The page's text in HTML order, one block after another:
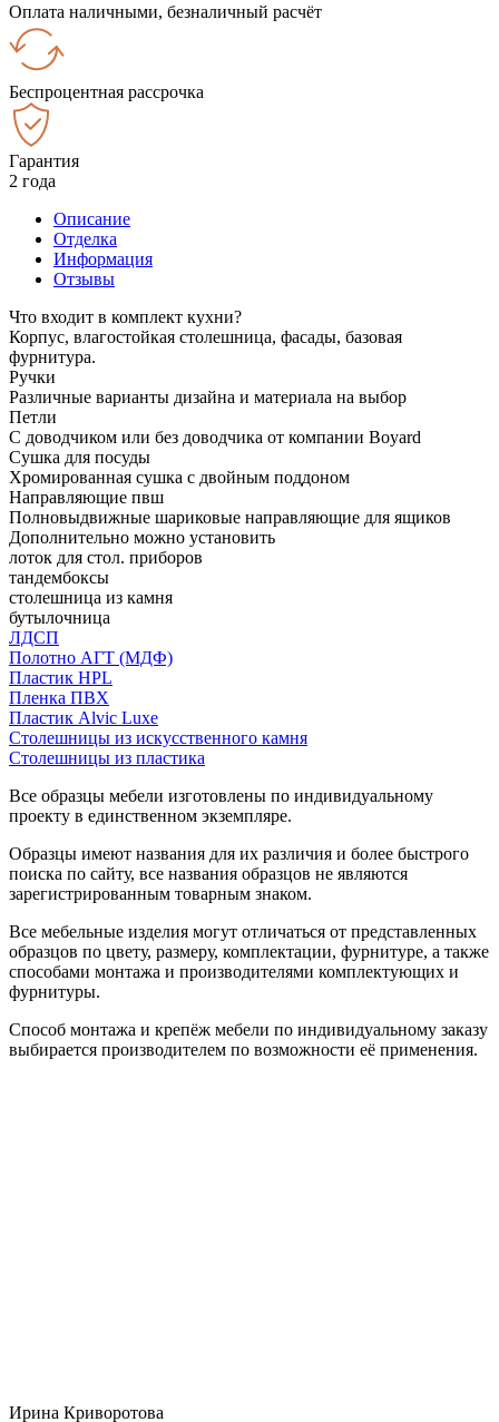
Оплата наличными, безналичный расчёт
Беспроцентная рассрочка
Гарантия
2 года
Описание
Отделка
Информация
Отзывы
Что входит в комплект кухни?
Корпус, влагостойкая столешница, фасады, базовая
фурнитура.
Ручки
Различные варианты дизайна и материала на выбор
Петли
С доводчиком или без доводчика от компании Boyard
Сушка для посуды
Хромированная сушка с двойным поддоном
Направляющие пвш
Полновыдвижные шариковые направляющие для ящиков
Дополнительно можно установить
лоток для стол. приборов
тандембоксы
столешница из камня
бутылочница
ЛДСП
Полотно АГТ (МДФ)
Пластик HPL
Пленка ПВХ
Пластик Alvic Luxe
Столешницы из искусственного камня
Столешницы из пластика
Все образцы мебели изготовлены по индивидуальному
проекту в единственном экземпляре.
Образцы имеют названия для их различия и более быстрого
поиска по сайту, все названия образцов не являются
зарегистрированным товарным знаком.
Все мебельные изделия могут отличаться от представленных
образцов по цвету, размеру, комплектации, фурнитуре, а также
способами монтажа и производителями комплектующих и
фурнитуры.
Способ монтажа и крепёж мебели по индивидуальному заказу
выбирается производителем по возможности её применения.
Ирина Криворотова